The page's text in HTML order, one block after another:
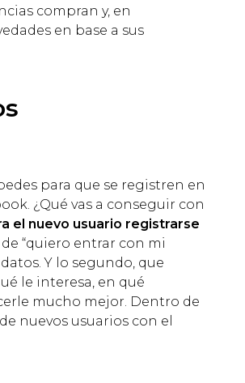
compran y, en
en base a sus
para que se registren en
¿Qué vas a conseguir con
el nuevo usuario registrarse
“quiero entrar con mi
Y lo segundo, que
le interesa, en qué
mucho mejor. Dentro de
nuevos usuarios con el